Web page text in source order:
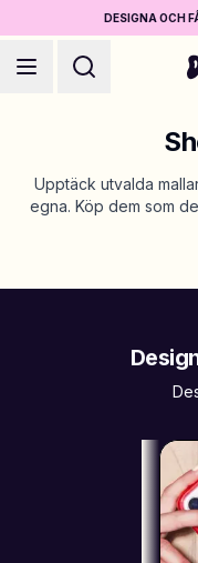
DESIGNA OCH
Shoppa
Välj och
Designa
Halsband,
Shoppa
Upptäck utvalda
egna. Köp dem som